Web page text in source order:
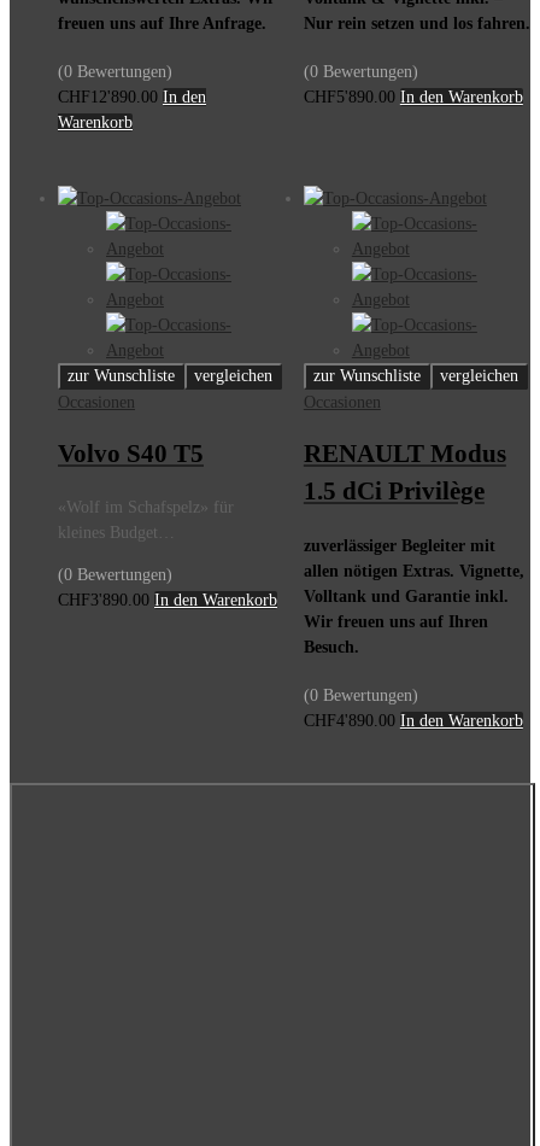
freuen uns auf Ihre Anfrage.
(0 Bewertungen)
CHF 12'890.00 In den
Warenkorb
Nur rein setzen und los fahren.
(0 Bewertungen)
CHF5'890.00 In den Warenkorb
zur Wunschliste
vergleichen
Occasionen
Volvo S40 T5
«Wolf im Schafspelz» für
kleines Budget…
(0 Bewertungen)
CHF3'890.00 In den Warenkorb
zur Wunschliste
vergleichen
Occasionen
RENAULT Modus
1.5 dCi Privilège
zuverlässiger Begleiter mit
allen nötigen Extras. Vignette,
Volltank und Garantie inkl.
Wir freuen uns auf Ihren
Besuch.
(0 Bewertungen)
CHF4'890.00 In den Warenkorb